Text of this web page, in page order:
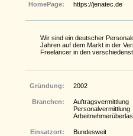
HomePage: https://jenatec.de
Wir sind ein deutscher
Jahren auf dem Markt in der
Freelancer in den
Gründung: 2002
Branchen:
Auftragsvermittlung
Personalvermittlung
Einsatzort: Bundesweit